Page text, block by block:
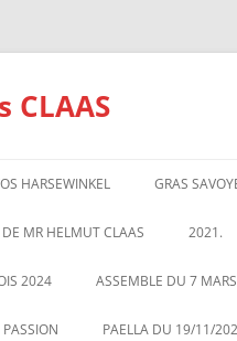
CLAAS
HARSEWINKEL
2025
BILLETTERIE AU 01/1/2025
GRAS
LES
2020
ASSEMBLÉ DES
DE MR HELMUT CLAAS 2021.
2024 ASSEMBLE DU 7
PAELLA DU 19/11/